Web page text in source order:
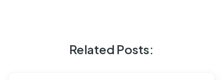
Related Posts: